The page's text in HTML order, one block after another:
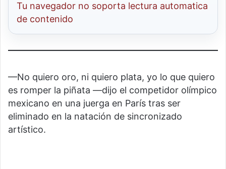
Tu navegador no soporta lectura automatica
de contenido
—No quiero oro, ni quiero plata, yo lo que quiero
es romper la piñata —dijo el competidor olímpico
mexicano en una juerga en París tras ser
eliminado en la natación de sincronizado
artístico.